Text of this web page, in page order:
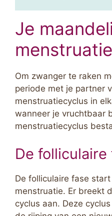
Je
Om zwanger te raken
periode met je partner
menstruatiecyclus in
wanneer je vruchtbaar
menstruatiecyclus
De folliculaire
De folliculaire fase
menstruatie. Er breekt
cyclus aan. Deze